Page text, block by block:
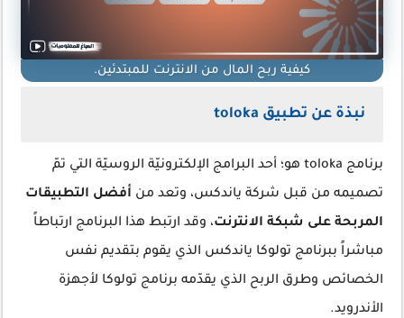
كيفية ربح المال من الانترنت للمبتدئين.
نبذة عن تطبيق toloka
برنامج toloka هو؛ أحد البرامج الإلكترونيّة الروسيّة التي تمّ
تصميمه من قبل شركة ياندكس، وتعد من أفضل التطبيقات
المربحة على شبكة الانترنت، وقد ارتبط هذا البرنامج ارتباطاً
مباشراً ببرنامج تولوكا ياندكس الذي يقوم بتقديم نفس
الخصائص وطرق الربح الذي يقدّمه برنامج تولوكا لأجهزة
الأندرويد.